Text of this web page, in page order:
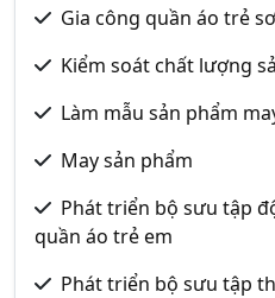
Gia công quần áo trẻ
Kiểm soát chất lượng
Làm mẫu sản phẩm
May sản phẩm
Phát triển bộ sưu tập
quần áo trẻ em
Phát triển bộ sưu tập